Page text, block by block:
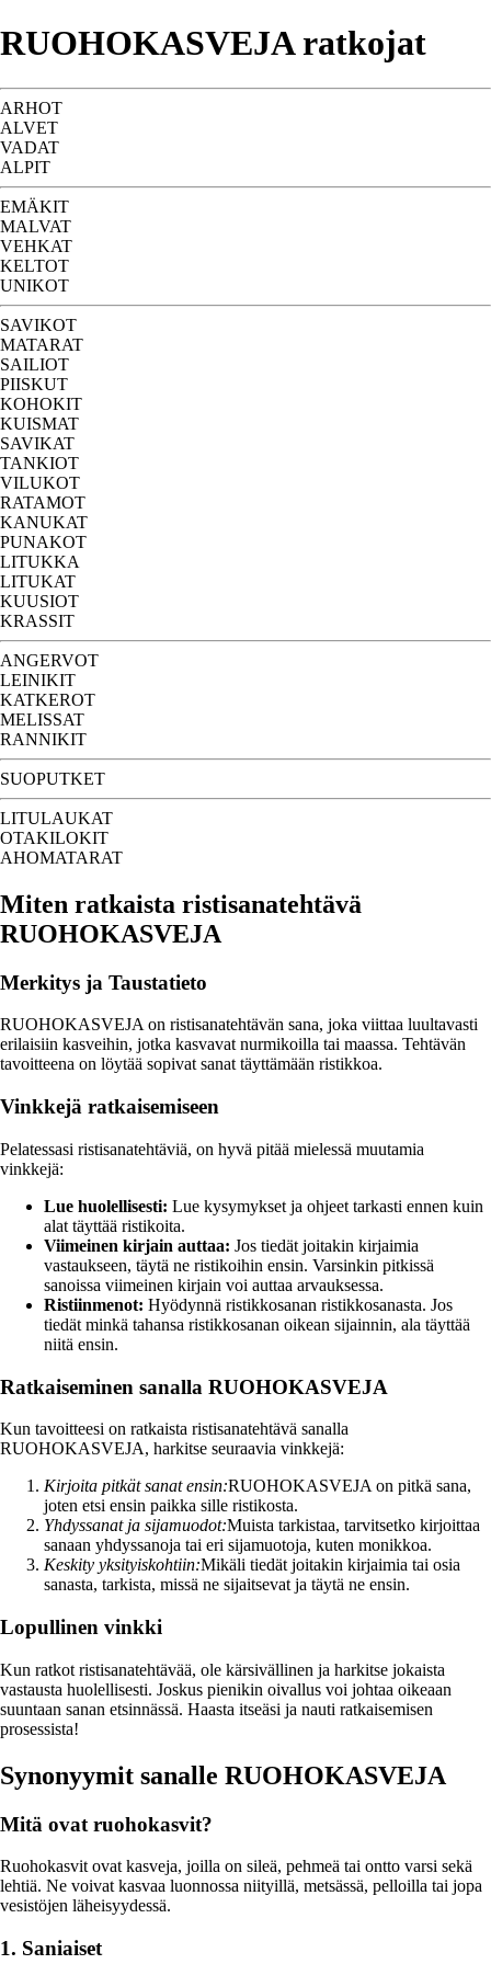
RUOHOKASVEJA ratkojat
ARHOT
ALVET
VADAT
ALPIT
EMÄKIT
MALVAT
VEHKAT
KELTOT
UNIKOT
SAVIKOT
MATARAT
SAILIOT
PIISKUT
KOHOKIT
KUISMAT
SAVIKAT
TANKIOT
VILUKOT
RATAMOT
KANUKAT
PUNAKOT
LITUKKA
LITUKAT
KUUSIOT
KRASSIT
ANGERVOT
LEINIKIT
KATKEROT
MELISSAT
RANNIKIT
SUOPUTKET
LITULAUKAT
OTAKILOKIT
AHOMATARAT
Miten ratkaista ristisanatehtävä
RUOHOKASVEJA
Merkitys ja Taustatieto
RUOHOKASVEJA on ristisanatehtävän sana, joka viittaa luultavasti
erilaisiin kasveihin, jotka kasvavat nurmikoilla tai maassa. Tehtävän
tavoitteena on löytää sopivat sanat täyttämään ristikkoa.
Vinkkejä ratkaisemiseen
Pelatessasi ristisanatehtäviä, on hyvä pitää mielessä muutamia
vinkkejä:
Lue huolellisesti: Lue kysymykset ja ohjeet tarkasti ennen kuin
alat täyttää ristikoita.
Viimeinen kirjain auttaa: Jos tiedät joitakin kirjaimia
vastaukseen, täytä ne ristikoihin ensin. Varsinkin pitkissä
sanoissa viimeinen kirjain voi auttaa arvauksessa.
Ristiinmenot: Hyödynnä ristikkosanan ristikkosanasta. Jos
tiedät minkä tahansa ristikkosanan oikean sijainnin, ala täyttää
niitä ensin.
Ratkaiseminen sanalla RUOHOKASVEJA
Kun tavoitteesi on ratkaista ristisanatehtävä sanalla
RUOHOKASVEJA, harkitse seuraavia vinkkejä:
Kirjoita pitkät sanat ensin:RUOHOKASVEJA on pitkä sana,
joten etsi ensin paikka sille ristikosta.
Yhdyssanat ja sijamuodot:Muista tarkistaa, tarvitsetko kirjoittaa
sanaan yhdyssanoja tai eri sijamuotoja, kuten monikkoa.
Keskity yksityiskohtiin:Mikäli tiedät joitakin kirjaimia tai osia
sanasta, tarkista, missä ne sijaitsevat ja täytä ne ensin.
Lopullinen vinkki
Kun ratkot ristisanatehtävää, ole kärsivällinen ja harkitse jokaista
vastausta huolellisesti. Joskus pienikin oivallus voi johtaa oikeaan
suuntaan sanan etsinnässä. Haasta itseäsi ja nauti ratkaisemisen
prosessista!
Synonyymit sanalle RUOHOKASVEJA
Mitä ovat ruohokasvit?
Ruohokasvit ovat kasveja, joilla on sileä, pehmeä tai ontto varsi sekä
lehtiä. Ne voivat kasvaa luonnossa niityillä, metsässä, pelloilla tai jopa
vesistöjen läheisyydessä.
1. Saniaiset